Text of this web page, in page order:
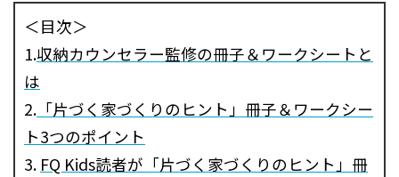
＜目次＞
1.収納カウンセラー監修の冊子＆ワークシートと
は
2. 「片づく家づくりのヒント」冊子＆ワークシー
ト3つのポイント
3. FQ Kids読者が「片づく家づくりのヒント」冊